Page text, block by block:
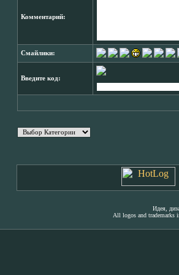
Комментарий:
Смайлики:
Введите код:
Идея,
All logos and trademarks